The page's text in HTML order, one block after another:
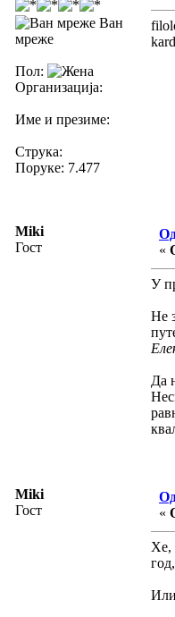
Ван
мреже
Пол:
Организација:
Име и презиме:
Струка:
Поруке: 7.477
Miki
Гост
«
У
Не
Да
Miki
Гост
«
Хе,